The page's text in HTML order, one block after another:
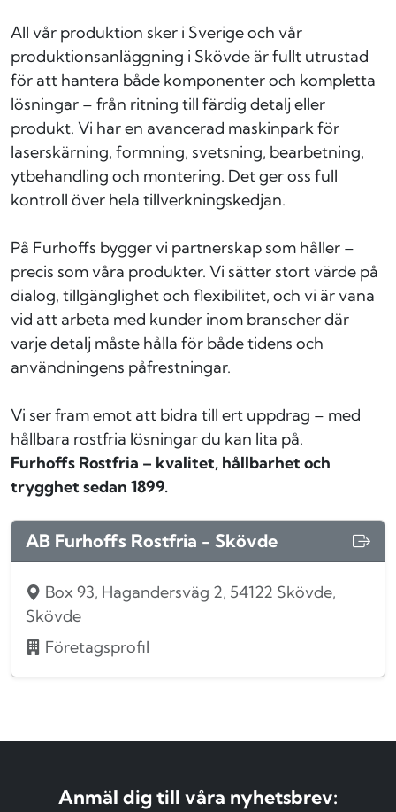
All vår produktion sker i Sverige och vår
produktionsanläggning i Skövde är fullt utrustad
för att hantera både komponenter och kompletta
lösningar – från ritning till färdig detalj eller
produkt. Vi har en avancerad maskinpark för
laserskärning, formning, svetsning, bearbetning,
ytbehandling och montering. Det ger oss full
kontroll över hela tillverkningskedjan.
På Furhoffs bygger vi partnerskap som håller –
precis som våra produkter. Vi sätter stort värde på
dialog, tillgänglighet och flexibilitet, och vi är vana
vid att arbeta med kunder inom branscher där
varje detalj måste hålla för både tidens och
användningens påfrestningar.
Vi ser fram emot att bidra till ert uppdrag – med
hållbara rostfria lösningar du kan lita på.
Furhoffs Rostfria – kvalitet, hållbarhet och
trygghet sedan 1899.
AB Furhoffs Rostfria - Skövde
Box 93, Hagandersväg 2, 54122 Skövde,
Skövde
Företagsprofil
Anmäl dig till våra nyhetsbrev: